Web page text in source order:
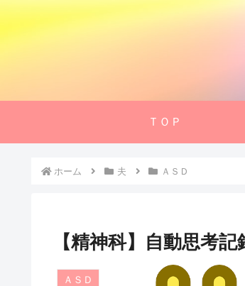
ＴＯＰ
ホーム 夫 ＡＳＤ
【精神科】自動思考
ＡＳＤ